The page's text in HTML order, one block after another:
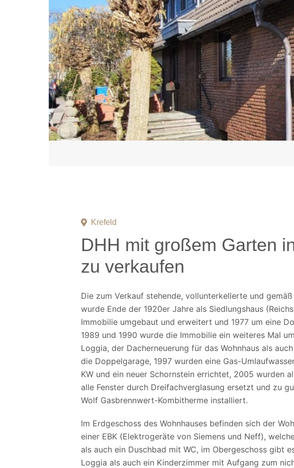
Krefeld
DHH mit großem Garten
zu verkaufen
Die zum Verkauf stehende, vollunterkellerte und
wurde Ende der 1920er Jahre als Siedlungshaus
Immobilie umgebaut und erweitert und 1977 um eine
1989 und 1990 wurde die Immobilie ein weiteres Mal
Loggia, der Dacherneuerung für das Wohnhaus als
die Doppelgarage, 1997 wurden eine Gas-
KW und ein neuer Schornstein errichtet, 2005 wurden
alle Fenster durch Dreifachverglasung ersetzt und zu
Wolf Gasbrennwert-Kombitherme installiert.
Im Erdgeschoss des Wohnhauses befinden sich der
einer EBK (Elektrogeräte von Siemens und Neff),
als auch ein Duschbad mit WC, im Obergeschoss gibt
Loggia als auch ein Kinderzimmer mit Aufgang zum